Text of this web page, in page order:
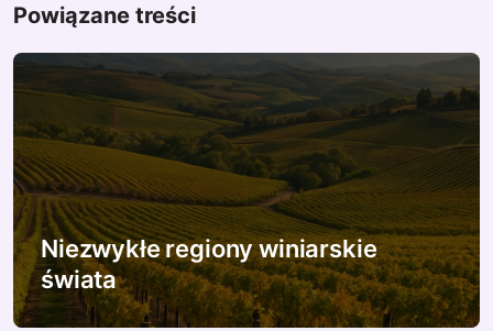
a
c
j
a
w
p
i
Powiązane treści
Niezwykłe regiony winiarskie
świata